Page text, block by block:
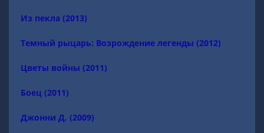
Из пекла (2013)
Темный рыцарь: Возрождение легенды (2012)
Цветы войны (2011)
Боец (2011)
Джонни Д. (2009)